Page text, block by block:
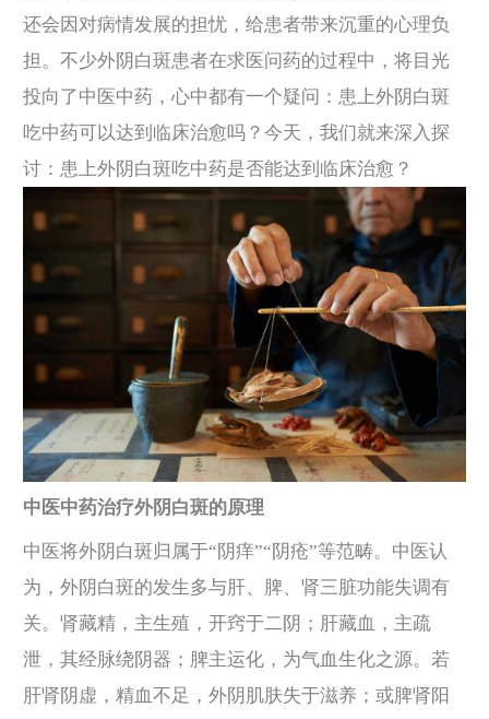
还会因对病情发展的担忧，给患者带来沉重的心理负
担。不少外阴白斑患者在求医问药的过程中，将目光
投向了中医中药，心中都有一个疑问：患上外阴白斑
吃中药可以达到临床治愈吗？今天，我们就来深入探
讨：患上外阴白斑吃中药是否能达到临床治愈？
中医中药治疗外阴白斑的原理
中医将外阴白斑归属于“阴痒”“阴疮”等范畴。中医认
为，外阴白斑的发生多与肝、脾、肾三脏功能失调有
关。肾藏精，主生殖，开窍于二阴；肝藏血，主疏
泄，其经脉绕阴器；脾主运化，为气血生化之源。若
肝肾阴虚，精血不足，外阴肌肤失于滋养；或脾肾阳